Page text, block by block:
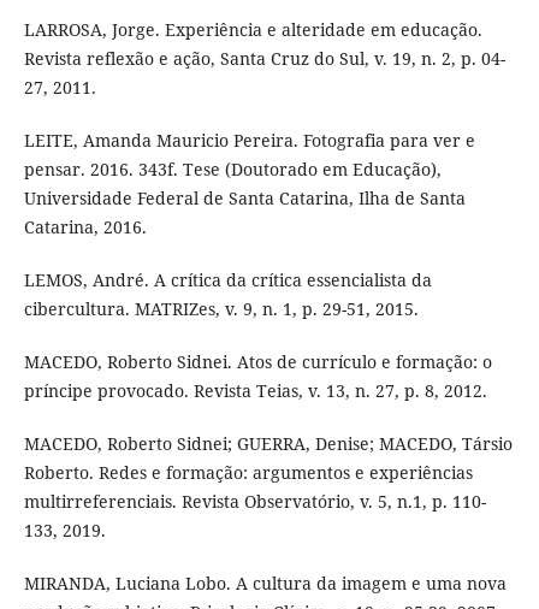
LARROSA, Jorge. Experiência e alteridade em educação.
Revista reflexão e ação, Santa Cruz do Sul, v. 19, n. 2, p. 04-
27, 2011.
LEITE, Amanda Mauricio Pereira. Fotografia para ver e
pensar. 2016. 343f. Tese (Doutorado em Educação),
Universidade Federal de Santa Catarina, Ilha de Santa
Catarina, 2016.
LEMOS, André. A crítica da crítica essencialista da
cibercultura. MATRIZes, v. 9, n. 1, p. 29-51, 2015.
MACEDO, Roberto Sidnei. Atos de currículo e formação: o
príncipe provocado. Revista Teias, v. 13, n. 27, p. 8, 2012.
MACEDO, Roberto Sidnei; GUERRA, Denise; MACEDO, Társio
Roberto. Redes e formação: argumentos e experiências
multirreferenciais. Revista Observatório, v. 5, n.1, p. 110-
133, 2019.
MIRANDA, Luciana Lobo. A cultura da imagem e uma nova